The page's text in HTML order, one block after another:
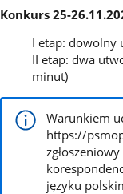
Konkurs 25-
I etap: dowolny
II etap: dwa
minut)
Warunkiem
https://
języku